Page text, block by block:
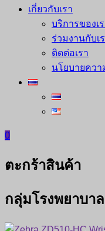
เกี่ยวกับเรา
บริการของเ
ร่วมงานกับเ
ติดต่อเรา
นโยบายควา
0
ตะกร้าสินค้า
กลุ่มโรงพยาบาล